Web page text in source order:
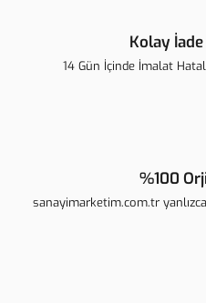
Kolay
14 Gün İçinde İmalat
%100
sanayimarketim.com.tr